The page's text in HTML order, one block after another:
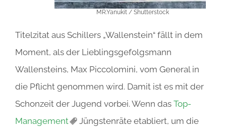
MR.Yanukit / Shutterstock
Titelzitat aus Schillers „Wallenstein“ fällt in dem
Moment, als der Lieblingsgefolgsmann
Wallensteins, Max Piccolomini, vom General in
die Pflicht genommen wird. Damit ist es mit der
Schonzeit der Jugend vorbei. Wenn das Top-
Management
Jüngstenräte etabliert, um die